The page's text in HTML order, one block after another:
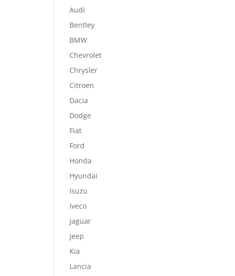
Audi
Bentley
BMW
Chevrolet
Chrysler
Citroen
Dacia
Dodge
Fiat
Ford
Honda
Hyundai
Isuzu
Iveco
Jaguar
Jeep
Kia
Lancia